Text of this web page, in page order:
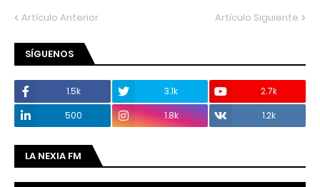
Artículo Anterior Artículo Siguiente
SÍGUENOS
1.5k 3.1k
2.7k
500
1.8k 1.2k
LA NEXIA FM